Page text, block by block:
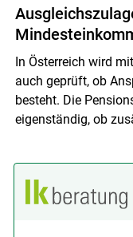
In Österreich wird
auch geprüft, ob
besteht. Die
eigenständig, ob